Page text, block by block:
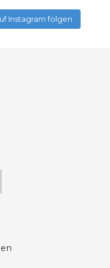
Instagram folgen